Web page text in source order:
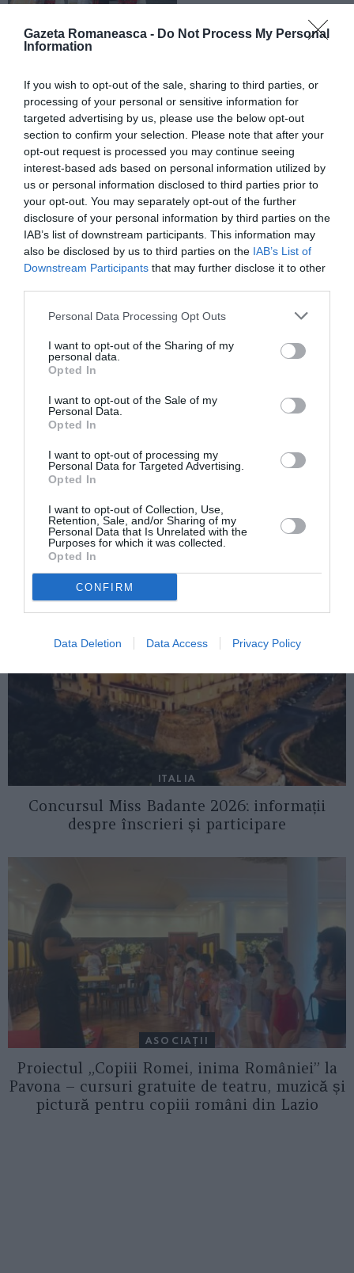
Gazeta Romaneasca - Do Not Process My Personal
Information
If you wish to opt-out of the sale, sharing to third parties, or
processing of your personal or sensitive information for
targeted advertising by us, please use the below opt-out
section to confirm your selection. Please note that after your
opt-out request is processed you may continue seeing
interest-based ads based on personal information utilized by
us or personal information disclosed to third parties prior to
your opt-out. You may separately opt-out of the further
disclosure of your personal information by third parties on the
IAB’s list of downstream participants. This information may
also be disclosed by us to third parties on the IAB’s List of
Downstream Participants that may further disclose it to other
Personal Data Processing Opt Outs
I want to opt-out of the Sharing of my
personal data.
Opted In
I want to opt-out of the Sale of my
Personal Data.
Opted In
I want to opt-out of processing my
Personal Data for Targeted Advertising.
Opted In
I want to opt-out of Collection, Use,
Retention, Sale, and/or Sharing of my
Personal Data that Is Unrelated with the
Purposes for which it was collected.
Opted In
CONFIRM
Data Deletion Data Access Privacy Policy
Articolul anterior
Prodi: “Da principiului ius soli pentru
viitorul Italiei”
Următorul articol
Cultivă droguri și urăște Italia: „Conceptul
AȚI PUTEA DORI DE
ASEMENEA
ITALIA
Concursul Miss Badante 2026: informații
despre înscrieri și participare
ASOCIAŢII
Proiectul „Copiii Romei, inima României” la
Pavona – cursuri gratuite de teatru, muzică și
pictură pentru copiii români din Lazio